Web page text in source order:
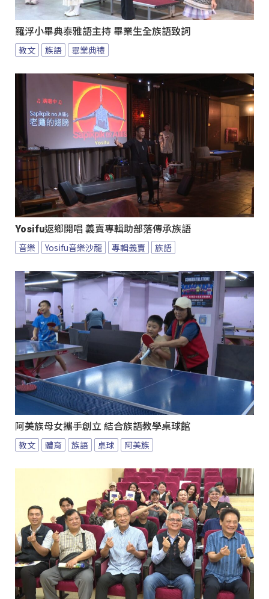
羅浮小畢典泰雅語主持 畢業生全族語致詞
教文 族語 畢業典禮
Yosifu返鄉開唱 義賣專輯助部落傳承族語
音樂 Yosifu音樂沙龍 專輯義賣 族語
阿美族母女攜手創立 結合族語教學桌球館
教文 體育 族語 桌球 阿美族